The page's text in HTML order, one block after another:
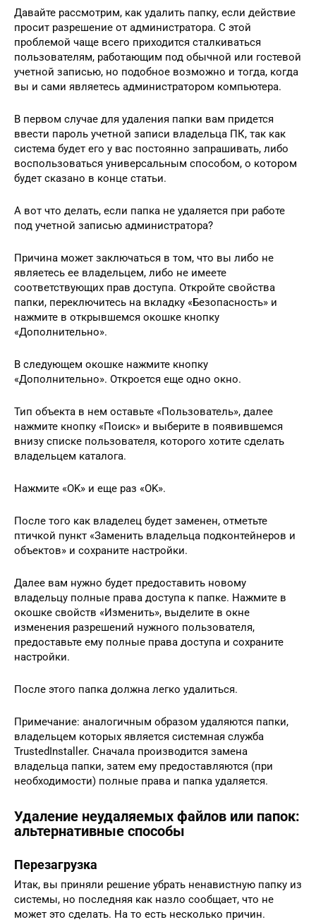
Давайте рассмотрим, как удалить папку, если действие
просит разрешение от администратора. С этой
проблемой чаще всего приходится сталкиваться
пользователям, работающим под обычной или гостевой
учетной записью, но подобное возможно и тогда, когда
вы и сами являетесь администратором компьютера.
В первом случае для удаления папки вам придется
ввести пароль учетной записи владельца ПК, так как
система будет его у вас постоянно запрашивать, либо
воспользоваться универсальным способом, о котором
будет сказано в конце статьи.
А вот что делать, если папка не удаляется при работе
под учетной записью администратора?
Причина может заключаться в том, что вы либо не
являетесь ее владельцем, либо не имеете
соответствующих прав доступа. Откройте свойства
папки, переключитесь на вкладку «Безопасность» и
нажмите в открывшемся окошке кнопку
«Дополнительно».
В следующем окошке нажмите кнопку
«Дополнительно». Откроется еще одно окно.
Тип объекта в нем оставьте «Пользователь», далее
нажмите кнопку «Поиск» и выберите в появившемся
внизу списке пользователя, которого хотите сделать
владельцем каталога.
Нажмите «OK» и еще раз «OK».
После того как владелец будет заменен, отметьте
птичкой пункт «Заменить владельца подконтейнеров и
объектов» и сохраните настройки.
Далее вам нужно будет предоставить новому
владельцу полные права доступа к папке. Нажмите в
окошке свойств «Изменить», выделите в окне
изменения разрешений нужного пользователя,
предоставьте ему полные права доступа и сохраните
настройки.
После этого папка должна легко удалиться.
Примечание: аналогичным образом удаляются папки,
владельцем которых является системная служба
TrustedInstaller. Сначала производится замена
владельца папки, затем ему предоставляются (при
необходимости) полные права и папка удаляется.
Удаление неудаляемых файлов или папок:
альтернативные способы
Перезагрузка
Итак, вы приняли решение убрать ненавистную папку из
системы, но последняя как назло сообщает, что не
может это сделать. На то есть несколько причин.